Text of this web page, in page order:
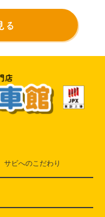
る
サビへのこだわり